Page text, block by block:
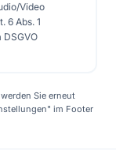
Video
6 Abs. 1
DSGVO
Sie erneut
im Footer